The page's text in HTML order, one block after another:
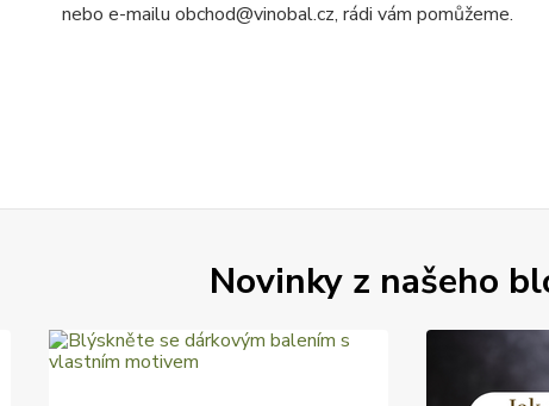
nebo e-mailu obchod@vinobal.cz, rádi vám pomůžeme.
Novinky z našeho